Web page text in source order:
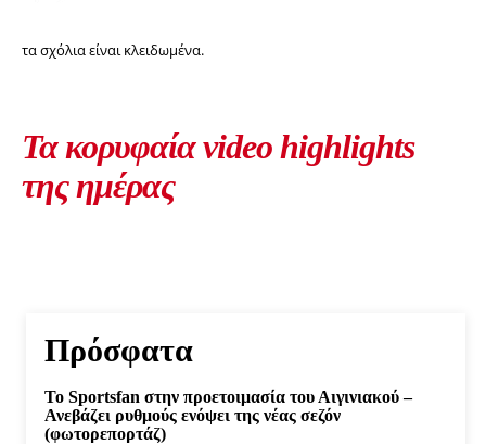
τα σχόλια είναι κλειδωμένα.
Τα κορυφαία video highlights
της ημέρας
Πρόσφατα
Το Sportsfan στην προετοιμασία του Αιγινιακού –
Ανεβάζει ρυθμούς ενόψει της νέας σεζόν
(φωτορεπορτάζ)